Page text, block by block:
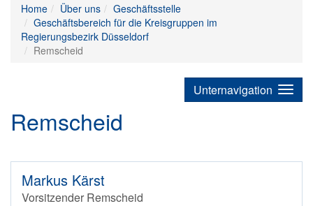
Home Über uns
Geschäftsstelle
Geschäftsbereich für die Kreisgruppen im
Regierungsbezirk Düsseldorf
Remscheid
Unternavigation
Remscheid
Markus Kärst
Vorsitzender Remscheid